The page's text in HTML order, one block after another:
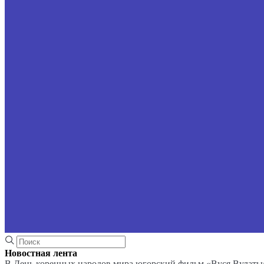
Новостная лента